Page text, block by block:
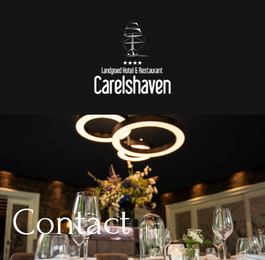
Contact